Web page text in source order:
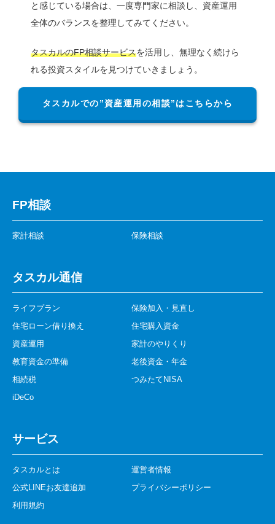
と感じている場合は、一度専門家に相談し、資産運用
全体のバランスを整理してみてください。
タスカルのFP相談サービスを活用し、無理なく続けら
れる投資スタイルを見つけていきましょう。
タスカルでの”資産運用の相談”はこちらから
FP相談
家計相談 保険相談
タスカル通信
ライフプラン
保険加入・見直し
住宅ローン借り換え
住宅購入資金
資産運用
家計のやりくり
教育資金の準備
老後資金・年金
相続税
つみたてNISA
iDeCo
サービス
タスカルとは
運営者情報
公式LINEお友達追加
プライバシーポリシー
利用規約